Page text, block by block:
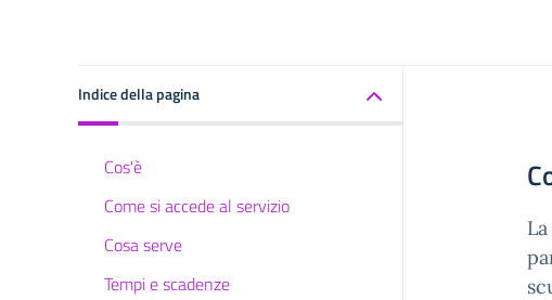
Indice della pagina
Cos'è
Come si accede al servizio
Cosa serve
Tempi e scadenze